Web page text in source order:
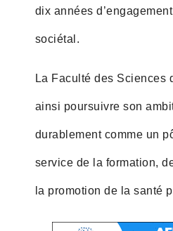
dix années
sociétal.
La Faculté des Sciences
ainsi poursuivre son
durablement comme un
service de la formation,
la promotion de la santé